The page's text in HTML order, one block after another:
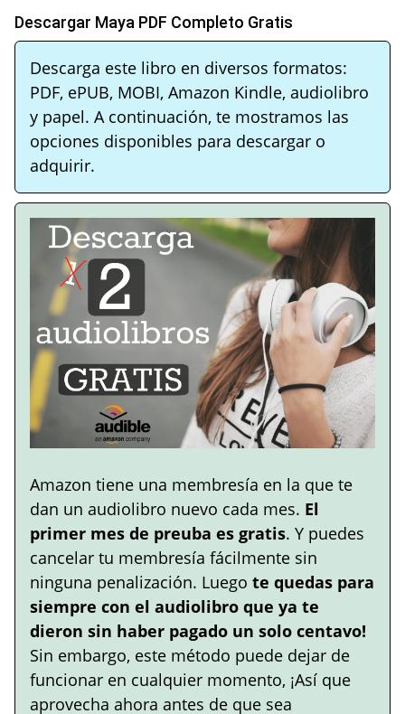
Descargar Maya PDF Completo Gratis
Descarga este libro en diversos formatos:
PDF, ePUB, MOBI, Amazon Kindle, audiolibro
y papel. A continuación, te mostramos las
opciones disponibles para descargar o
adquirir.
Amazon tiene una membresía en la que te
dan un audiolibro nuevo cada mes. El
primer mes de preuba es gratis. Y puedes
cancelar tu membresía fácilmente sin
ninguna penalización. Luego te quedas para
siempre con el audiolibro que ya te
dieron sin haber pagado un solo centavo!
Sin embargo, este método puede dejar de
funcionar en cualquier momento, ¡Así que
aprovecha ahora antes de que sea